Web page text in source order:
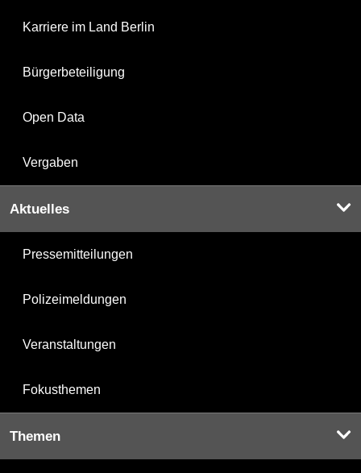
Karriere im Land Berlin
Bürgerbeteiligung
Open Data
Vergaben
Aktuelles
Pressemitteilungen
Polizeimeldungen
Veranstaltungen
Fokusthemen
Themen